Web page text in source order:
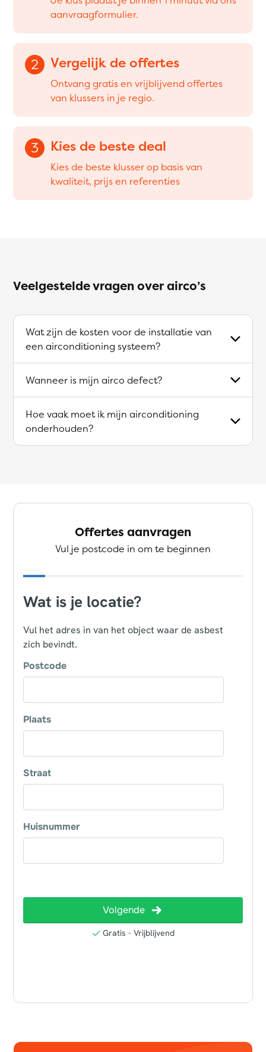
aanvraagformulier.
2 Vergelijk de offertes
Ontvang gratis en vrijblijvend offertes
van klussers in je regio.
3 Kies de beste deal
Kies de beste klusser op basis van
kwaliteit, prijs en referenties
Veelgestelde vragen over airco’s
Wat zijn de kosten voor de installatie van
een airconditioning systeem?
Wanneer is mijn airco defect?
Hoe vaak moet ik mijn airconditioning
onderhouden?
Offertes aanvragen
Vul je postcode in om te beginnen